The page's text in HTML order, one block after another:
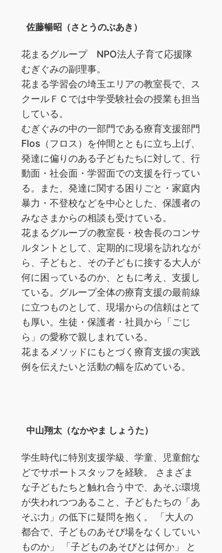
佐藤暢昭（さとうのぶあき）
花まるグループ NPO法人子育て応援隊
むぎぐみの副理事。
花まる学習会の埼玉エリアの教室長で、ス
クールＦＣでは中学受験社会の授業も担当
している。
むぎぐみの中の一部門である療育支援部門
Flos（フロス）を仲間とともに立ち上げ、
発達に偏りのある子どもたちに対して、行
動面・社会面・学習面での支援を行ってい
る。また、発達に関する困りごと・家庭内
暴力・不登校などを中心とした、保護者の
みなさまからの相談も受けている。
花まるグループの教室長・校舎長のコンサ
ルタントとして、定期的に現場を訪れなが
ら、子どもと、その子どもに接する大人が
何に困っているのか、ともに考え、支援し
ている。グループ全体の療育支援の最前線
に立つものとして、現場からの信頼はとて
も厚い。生徒・保護者・社員から「ごじ
ら」の愛称で親しまれている。
花まるメソッドにもとづく療育支援の実践
例を伝えたいと活動の幅を広めている。
中山翔太（なかやま しょうた）
学生時代に特別支援学級、学童、児童館な
どでサポートスタッフを経験。 さまざま
な子どもたちと触れ合う中で、あそぶ環境
が失われつつあること、子どもたちの「あ
そぶ力」の低下に疑問を抱く。 「大人の
都合で、子どものあそび場をなくしていい
ものか」 「子どものあそびとは何か」 と